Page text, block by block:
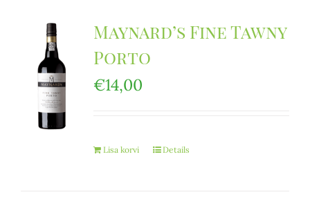
Maynard’s Fine Tawny
Porto
€14,00
Lisa korvi Details